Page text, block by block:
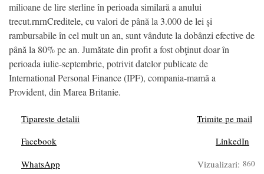
milioane de lire sterline în perioada similară a anului
trecut.rnrnCreditele, cu valori de până la 3.000 de lei şi
rambursabile în cel mult un an, sunt vândute la dobânzi efective de
până la 80% pe an. Jumătate din profit a fost obţinut doar în
perioada iulie-septembrie, potrivit datelor publicate de
International Personal Finance (IPF), compania-mamă a
Provident, din Marea Britanie.
Tipareste detalii
Trimite pe mail
Facebook
LinkedIn
WhatsApp
Vizualizari: 860